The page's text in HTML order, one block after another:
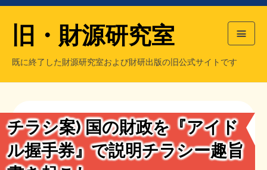
もっと知りたい方へ
旧・財源研究室
既に終了した財源研究室および財研出版の旧公式サイトです
チラシ案) 国の財政を『アイド
ル握手券』で説明チラシー趣旨